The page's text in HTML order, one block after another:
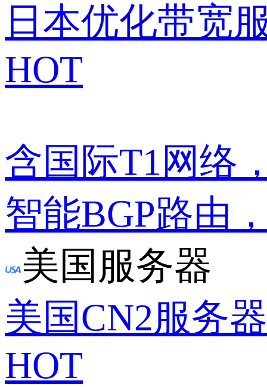
日本优化带宽
HOT
含国际T1网络
智能BGP路由
美国服务器
美国CN2服务器
HOT